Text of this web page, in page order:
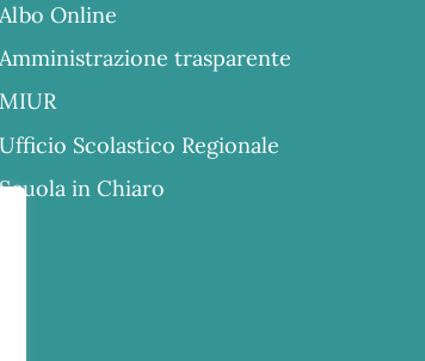
Albo Online
Amministrazione trasparente
MIUR
Ufficio Scolastico Regionale
in Chiaro